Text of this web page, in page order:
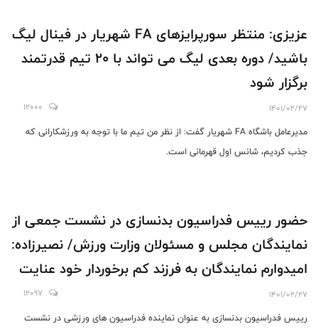
عزیزی: منتظر سورپرایزهای FA شهریار در فینال لیگ
باشید/ دوره بعدی لیگ می تواند با 20 تیم قدرتمند
برگزار شود
1401/02/27
12000
مدیرعامل باشگاه FA شهریار گفت: از نظر من تیم ما با توجه به ورزشکارانی که
جذب کردیم، شانس اول قهرمانی است.
حضور رییس فدراسیون بدنسازی در نشست جمعی از
نمایندگان مجلس و مسئولان وزارت ورزش/ نصیرزاده:
امیدوارم نمایندگان به فرزند کم برخوردار خود عنایت
بیشتری داشته باشند
1401/02/27
12097
رییس فدراسیون بدنسازی به عنوان نماینده فدراسیون های ورزشی در نشست